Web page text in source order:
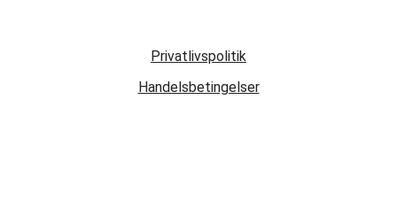
Privatlivspolitik
Handelsbetingelser